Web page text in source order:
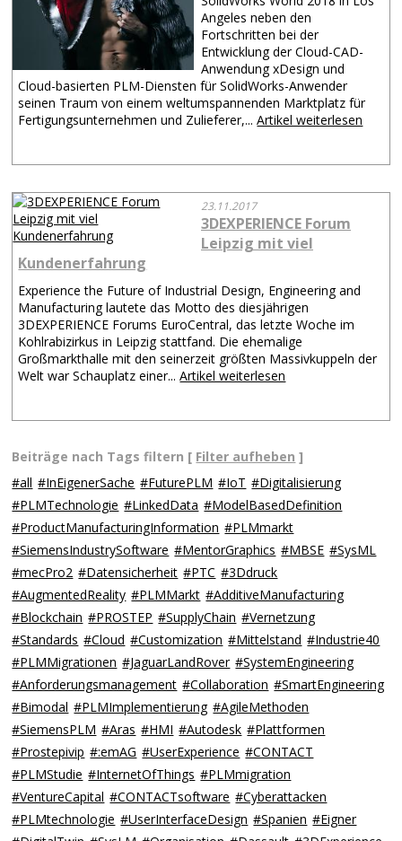
Angeles neben den
Fortschritten bei der
Entwicklung der Cloud-CAD-
Anwendung xDesign und
Cloud-basierten PLM-Diensten für SolidWorks-Anwender
seinen Traum von einem weltumspannenden Marktplatz für
Fertigungsunternehmen und Zulieferer,...Artikel weiterlesen
23.11.2017
3DEXPERIENCE Forum
Leipzig mit viel
Kundenerfahrung
Experience the Future of Industrial Design, Engineering and
Manufacturing lautete das Motto des diesjährigen
3DEXPERIENCE Forums EuroCentral, das letzte Woche im
Kohlrabizirkus in Leipzig stattfand. Die ehemalige
Großmarkthalle mit den seinerzeit größten Massivkuppeln der
Welt war Schauplatz einer...Artikel weiterlesen
Beiträge nach Tags filtern [ Filter aufheben ]
#all #InEigenerSache #FuturePLM #IoT #Digitalisierung
#PLMTechnologie #LinkedData #ModelBasedDefinition
#ProductManufacturingInformation #PLMmarkt
#SiemensIndustrySoftware #MentorGraphics #MBSE #SysML
#mecPro2 #Datensicherheit #PTC #3Ddruck
#AugmentedReality #PLMMarkt #AdditiveManufacturing
#Blockchain #PROSTEP #SupplyChain #Vernetzung
#Standards #Cloud #Customization #Mittelstand #Industrie40
#PLMMigrationen #JaguarLandRover #SystemEngineering
#Anforderungsmanagement #Collaboration #SmartEngineering
#Bimodal #PLMImplementierung #AgileMethoden
#SiemensPLM #Aras #HMI #Autodesk #Plattformen
#Prostepivip #:emAG #UserExperience #CONTACT
#PLMStudie #InternetOfThings #PLMmigration
#VentureCapital #CONTACTsoftware #Cyberattacken
#PLMtechnologie #UserInterfaceDesign #Spanien #Eigner